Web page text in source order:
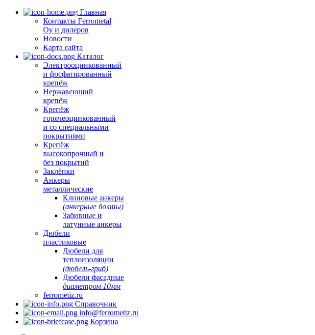
Главная
Контакты Ferrometal
Oy и дилеров
Новости
Карта сайта
Каталог
Электрооцинкованный
и фосфатированный
крепёж
Нержавеющий
крепёж
Крепёж
горячеоцинкованный
и со специальными
покрытиями
Крепёж
высокопрочный и
без покрытий
Заклёпки
Анкеры
металлические
Клиновые анкеры
(анкерные болты)
Забивные и
латунные анкеры
Дюбели
пластиковые
Дюбели для
теплоизоляции
(дюбель-гриб)
Дюбели фасадные
диаметром 10мм
ferrometiz.ru
Справочник
info@ferrometiz.ru
Корзина